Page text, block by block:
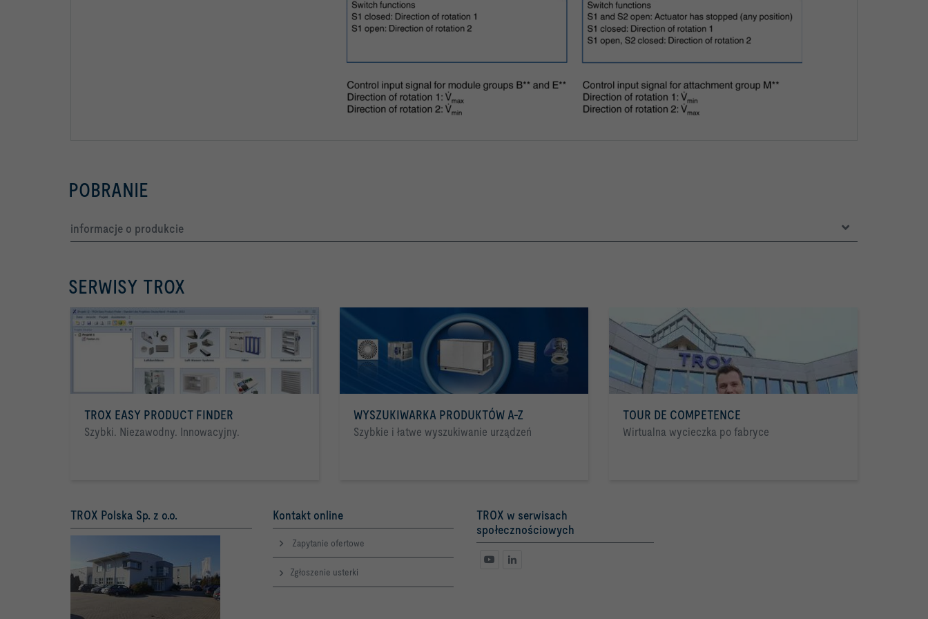
POBRANIE
informacje o produkcie
SERWISY TROX
TROX EASY PRODUCT FINDER
Szybki. Niezawodny. Innowacyjny.
WYSZUKIWARKA PRODUKTÓW A-Z
Szybkie i łatwe wyszukiwanie urządzeń
TOUR DE COMPETENCE
Wirtualna wycieczka po fabryce
TROX Polska Sp. z o.o. Kontakt online
Zapytanie ofertowe
Zgłoszenie usterki
TROX w serwisach
społecznościowych